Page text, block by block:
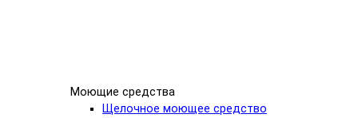
Моющие средства
Щелочное моющее средство